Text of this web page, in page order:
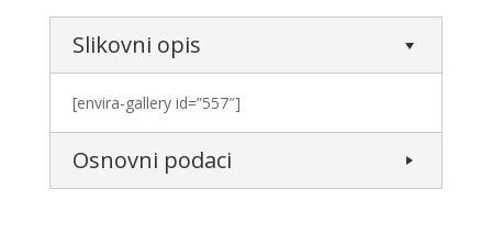
Slikovni opis
[envira-gallery id=”557″]
Osnovni podaci